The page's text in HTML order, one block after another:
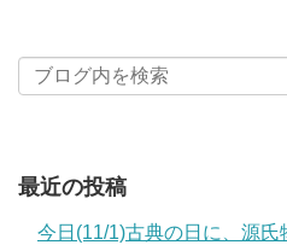
最近の投稿
今日(11/1)古典の日に、源氏